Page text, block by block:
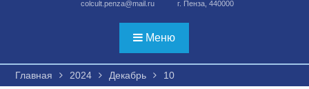
colcult.penza@mail.ru
г. Пенза, 440000
Меню
Главная 2024 Декабрь 10